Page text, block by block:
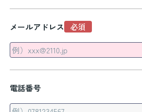
メールアドレス
電話番号